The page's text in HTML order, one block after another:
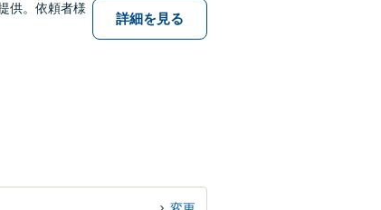
供。依頼者様
詳細を見る